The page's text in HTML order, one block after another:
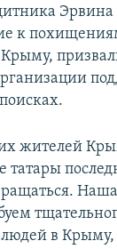
к
жителей
в